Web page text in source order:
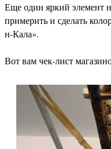
Еще один яркий элемент
примерить и сделать
н-Кала».
Вот вам чек-лист